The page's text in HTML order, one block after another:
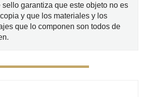
sello garantiza que este objeto no es
y que los materiales y los
que lo componen son todos de